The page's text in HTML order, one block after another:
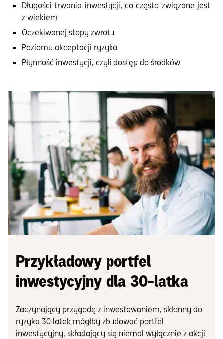
Długości trwania inwestycji, co często związane jest
z wiekiem
Oczekiwanej stopy zwrotu
Poziomu akceptacji ryzyka
Płynność inwestycji, czyli dostęp do środków
Przykładowy portfel
inwestycyjny dla 30-latka
Zaczynający przygodę z inwestowaniem, skłonny do
ryzyka 30 latek mógłby zbudować portfel
inwestycyjny, składający się niemal wyłącznie z akcji